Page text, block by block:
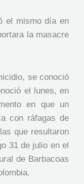
el mismo día en
la masacre
se conoció
el lunes, en
en que un
con ráfagas de
que resultaron
31 de julio en el
de Barbacoas